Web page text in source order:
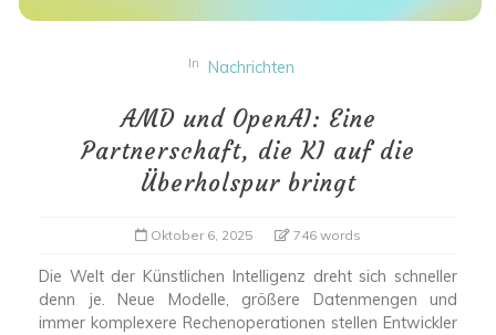
In Nachrichten
AMD und OpenAI: Eine
Partnerschaft, die KI auf die
Überholspur bringt
Oktober 6, 2025 746 words
Die Welt der Künstlichen Intelligenz dreht sich schneller
denn je. Neue Modelle, größere Datenmengen und
immer komplexere Rechenoperationen stellen Entwickler